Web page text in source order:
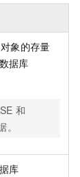
象的存量
据库
和
库